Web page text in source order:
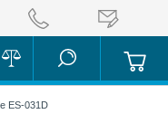
ES-031D